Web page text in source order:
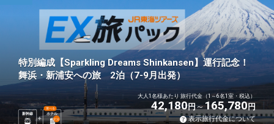
特別編成【Sparkling Dreams Shinkansen】運行記念！
舞浜・新浦安への旅 2泊（7-9月出発）
新幹線 ホテル
選べる
2泊
大人1名様あたり 旅行代金（1～6名1室・税込）
42,180円 165,780円
表示旅行代金について